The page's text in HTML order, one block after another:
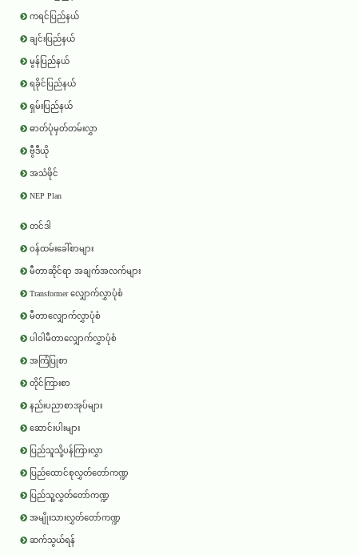
ကရင်ပြည်နယ်
ချင်းပြည်နယ်
မွန်ပြည်နယ်
ရခိုင်ပြည်နယ်
ရှမ်းပြည်နယ်
ဓာတ်ပုံမှတ်တမ်းလွှာ
ဗွီဒီယို
အသံဖိုင်
NEP Plan
တင်ဒါ
ဝန်ထမ်းခေါ်စာများ
မီတာဆိုင်ရာ အချက်အလက်များ
Transformer လျှောက်လွှာပုံစံ
မီတာလျှောက်လွှာပုံစံ
ပါဝါမီတာလျှောက်လွှာပုံစံ
အကြံပြုစာ
တိုင်ကြားစာ
နည်းပညာစာအုပ်များ
ဆောင်းပါးများ
ပြည်သူသို့ပန်ကြားလွှာ
ပြည်ထောင်စုလွှတ်တော်ကဏ္ဍ
ပြည်သူ့လွှတ်တော်ကဏ္ဍ
အမျိုးသားလွှတ်တော်ကဏ္ဍ
ဆက်သွယ်ရန်